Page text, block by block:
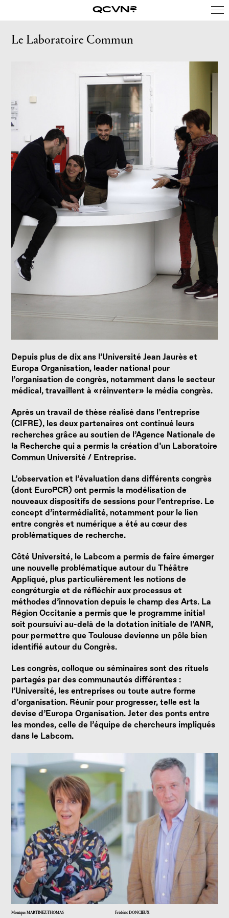
QCVN?
Le Laboratoire Commun
Depuis plus de dix ans l’Université Jean Jaurès et
Europa Organisation, leader national pour
l’organisation de congrès, notamment dans le secteur
médical, travaillent à « réinventer » le média congrès.
Après un travail de thèse réalisé dans l’entreprise
(CIFRE), les deux partenaires ont continué leurs
recherches grâce au soutien de l’Agence Nationale de
la Recherche qui a permis la création d’un Laboratoire
Commun Université / Entreprise.
L’observation et l’évaluation dans différents congrès
(dont EuroPCR) ont permis la modélisation de
nouveaux dispositifs de sessions pour l’entreprise. Le
concept d’intermédialité, notamment pour le lien
entre congrès et numérique a été au cœur des
problématiques de recherche.
Côté Université, le Labcom a permis de faire émerger
une nouvelle problématique autour du Théâtre
Appliqué, plus particulièrement les notions de
congréturgie et de réfléchir aux processus et
méthodes d’innovation depuis le champ des Arts. La
Région Occitanie a permis que le programme initial
soit poursuivi au-delà de la dotation initiale de l’ANR,
pour permettre que Toulouse devienne un pôle bien
identifié autour du Congrès.
Les congrès, colloque ou séminaires sont des rituels
partagés par des communautés différentes :
l’Université, les entreprises ou toute autre forme
d’organisation. Réunir pour progresser, telle est la
devise d’Europa Organisation. Jeter des ponts entre
les mondes, celle de l’équipe de chercheurs impliqués
dans le Labcom.
Monique MARTINEZ-THOMAS Frédéric DONCIEUX